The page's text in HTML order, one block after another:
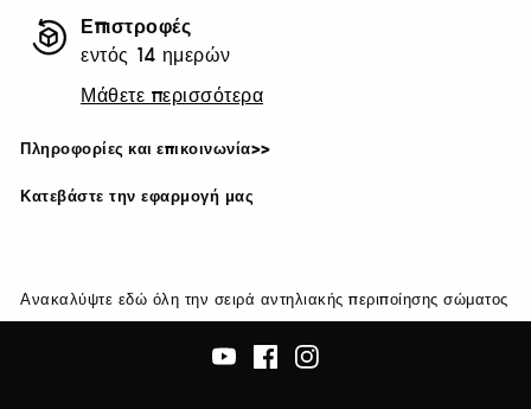
Επιστροφές
εντός 14 ημερών
Μάθετε περισσότερα
Πληροφορίες και επικοινωνία>>
Κατεβάστε την εφαρμογή μας
Ανακαλύψτε εδώ όλη την σειρά αντηλιακής περιποίησης σώματος